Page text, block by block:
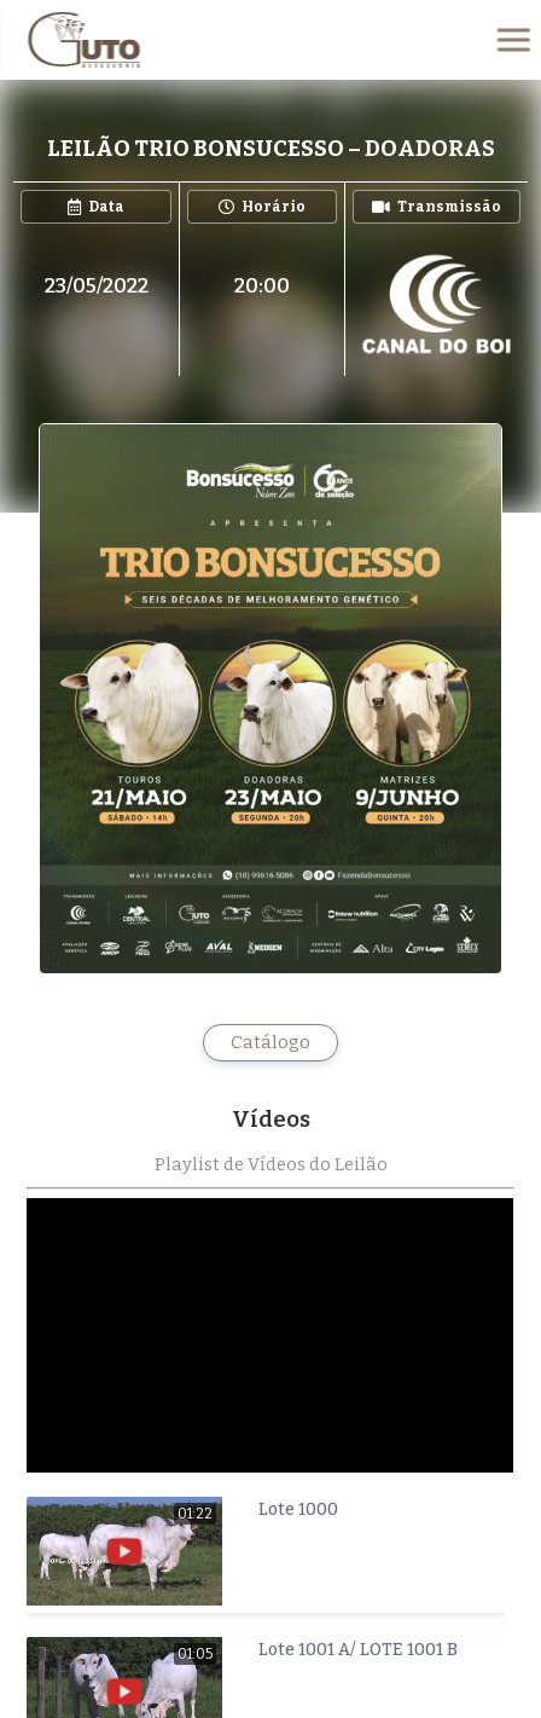
LEILÃO TRIO BONSUCESSO – DOADORAS
Data
23/05/2022
Horário
20:00
Transmissão
Catálogo
Vídeos
Playlist de Vídeos do Leilão
01:22 Lote 1000
01:05 Lote 1001 A/ LOTE 1001 B